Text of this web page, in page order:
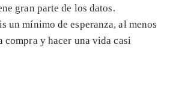
gran parte de los datos.
un mínimo de esperanza, al menos
compra y hacer una vida casi